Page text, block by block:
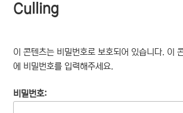
자
Culling
이 콘텐츠는 비밀번호로 보호되어 있습니다. 이
에 비밀번호를 입력해주세요.
비밀번호: